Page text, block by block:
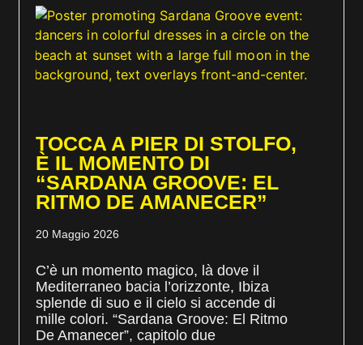
TOCCA A PIER DI STOLFO,
È IL MOMENTO DI
“SARDANA GROOVE: EL
RITMO DE AMANECER”
20 Maggio 2026
C’è un momento magico, là dove il
Mediterraneo bacia l’orizzonte, Ibiza
splende di suo e il cielo si accende di
mille colori. “Sardana Groove: El Ritmo
De Amanecer”, capitolo due